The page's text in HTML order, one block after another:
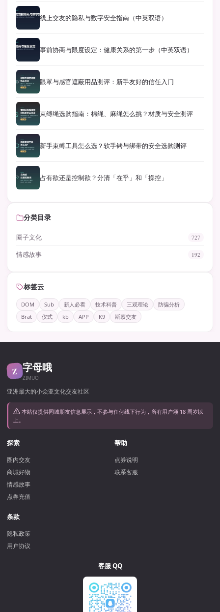
线上交友的隐私与数字安全指南（中英双语）
事前协商与限度设定：健康关系的第一步（中英双语）
眼罩与感官遮蔽用品测评：新手友好的信任入门
束缚绳选购指南：棉绳、麻绳怎么挑？材质与安全测评
新手束缚工具怎么选？软手铐与绑带的安全选购测评
占有欲还是控制欲？分清「在乎」和「操控」
分类目录
圈子文化 727
情感故事 192
标签云
DOM Sub 新人必看 技术科普 三观理论
防骗分析
Brat
仪式 kb APP K9 斯慕交友
Z 字母哦
ZIMUO
亚洲最大的小众亚文化交友社区
本站仅提供同城朋友信息展示，不参与任何线下行为，所有用户须 18 周岁以
上。
探索
圈内交友
商城好物
情感故事
点券充值
帮助
点券说明
联系客服
条款
隐私政策
用户协议
客服 QQ